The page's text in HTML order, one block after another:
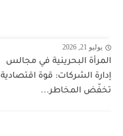
يوليو 21, 2026
المرأة البحرينية في مجالس
إدارة الشركات: قوة اقتصادية
تخفّض المخاطر...